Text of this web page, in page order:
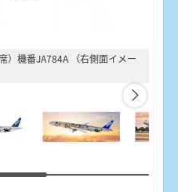
番JA894A （右側面イメージ）
）機番JA784A （右側面イメー